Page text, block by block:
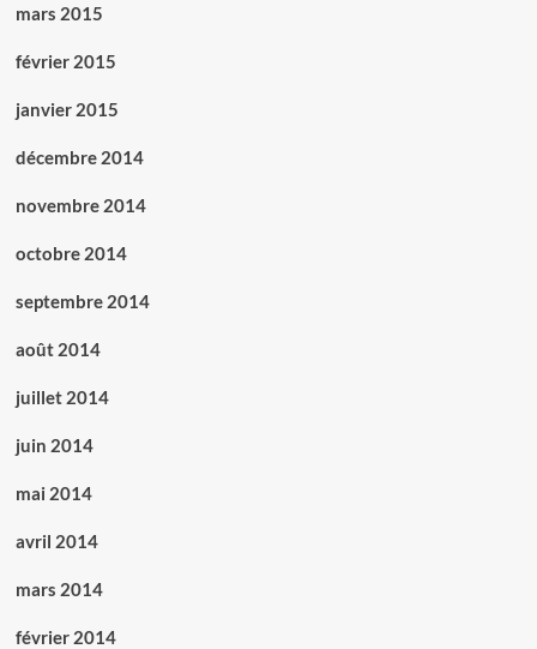
mars 2015
février 2015
janvier 2015
décembre 2014
novembre 2014
octobre 2014
septembre 2014
août 2014
juillet 2014
juin 2014
mai 2014
avril 2014
mars 2014
février 2014